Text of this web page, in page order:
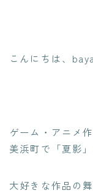
こんにちは、
ゲーム・アニメ
美浜町で「夏影
大好きな作品の